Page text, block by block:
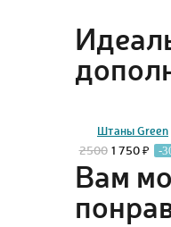
Штаны Green
2500 1 750 ₽ -
Вам